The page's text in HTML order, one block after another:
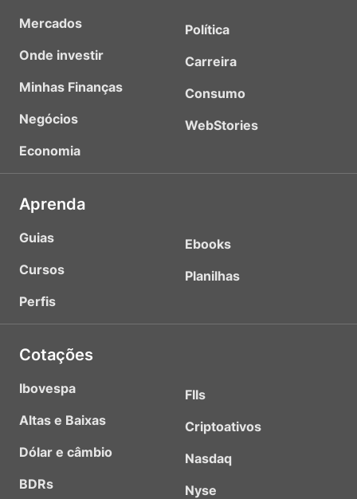
Mercados
Onde investir
Minhas Finanças
Negócios
Economia
Política
Carreira
Consumo
WebStories
Aprenda
Guias
Cursos
Perfis
Ebooks
Planilhas
Cotações
Ibovespa
Altas e Baixas
Dólar e câmbio
BDRs
FIIs
Criptoativos
Nasdaq
Nyse